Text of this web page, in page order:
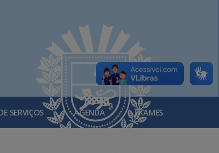
SERVIÇOS AGENDA EXAMES